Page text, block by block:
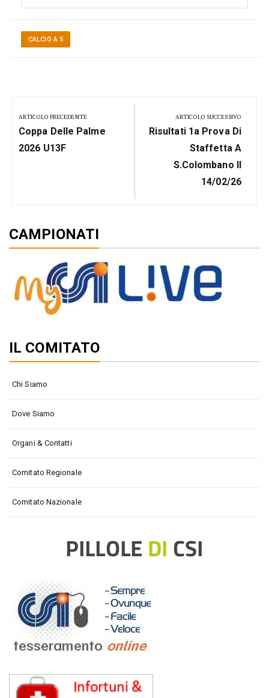
CALCIO A 5
articoli
ARTICOLO PRECEDENTE
Previous
Post:
Coppa Delle Palme
2026 U13F
ARTICOLO SUCCESSIVO
Next
Risultati 1a Prova Di
Staffetta A
S.Colombano Il
14/02/26
CAMPIONATI
IL COMITATO
Chi Siamo
Dove Siamo
Organi & Contatti
Comitato Regionale
Comitato Nazionale